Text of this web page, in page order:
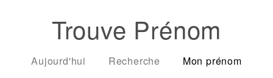
Trouve Prénom
Aujourd'hui Recherche
Mon prénom